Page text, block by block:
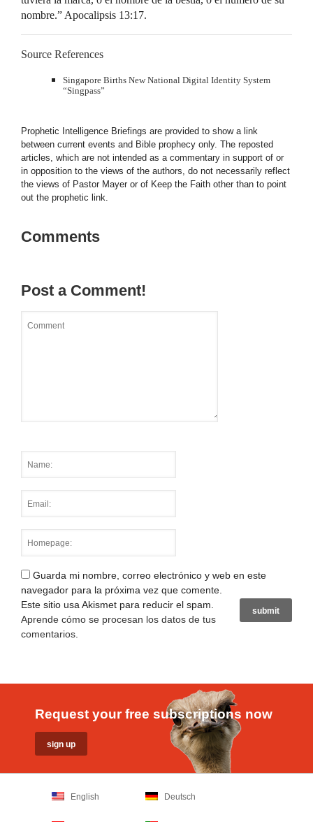
nombre.” Apocalipsis 13:17.
Source References
Singapore Births New National Digital Identity System
“Singpass”
Prophetic Intelligence Briefings are provided to show a link
between current events and Bible prophecy only. The reposted
articles, which are not intended as a commentary in support of or
in opposition to the views of the authors, do not necessarily reflect
the views of Pastor Mayer or of Keep the Faith other than to point
out the prophetic link.
Comments
Post a Comment!
Guarda mi nombre, correo electrónico y web en este
navegador para la próxima vez que comente.
Este sitio usa Akismet para reducir el spam.
Aprende cómo se procesan los datos de tus
comentarios
Request your free subscriptions now
English Deutsch